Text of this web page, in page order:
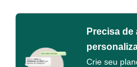
Precisa
Crie seu